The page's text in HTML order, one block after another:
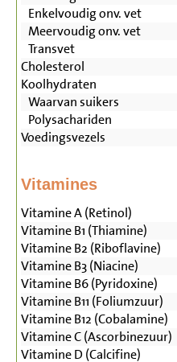
Enkelvoudig onv. vet
Meervoudig onv. vet
Transvet
Cholesterol
Koolhydraten
Waarvan suikers
Polysachariden
Voedingsvezels
Vitamines
Vitamine A (Retinol)
Vitamine B1 (Thiamine)
Vitamine B2 (Riboflavine)
Vitamine B3 (Niacine)
Vitamine B6 (Pyridoxine)
Vitamine B11 (Foliumzuur)
Vitamine B12 (Cobalamine)
Vitamine C (Ascorbinezuur)
Vitamine D (Calcifine)